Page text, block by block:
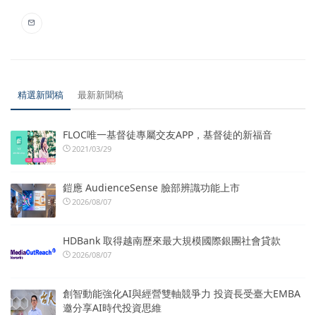
精選新聞稿 最新新聞稿
FLOC唯一基督徒專屬交友APP，基督徒的新福音
2021/03/29
鎧應 AudienceSense 臉部辨識功能上市
2026/08/07
HDBank 取得越南歷來最大規模國際銀團社會貸款
2026/08/07
創智動能強化AI與經營雙軸競爭力 投資長受臺大EMBA
邀分享AI時代投資思維